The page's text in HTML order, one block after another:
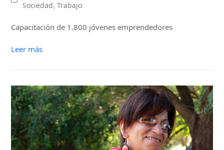
Sociedad,Trabajo
Capacitación de 1.800 jóvenes emprendedores
Leer más